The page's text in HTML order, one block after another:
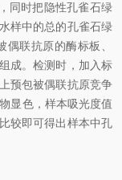
同时把隐性孔雀石绿
样中的总的孔雀石绿
偶联抗原的酶标板、
成。检测时，加入标
预包被偶联抗原竞争
显色，样本吸光度值
较即可得出样本中孔